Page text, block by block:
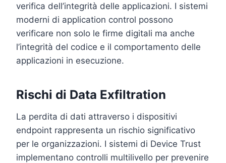
verifica dell’integrità delle applicazioni. I sistemi
moderni di application control possono
verificare non solo le firme digitali ma anche
l’integrità del codice e il comportamento delle
applicazioni in esecuzione.
Rischi di Data Exfiltration
La perdita di dati attraverso i dispositivi
endpoint rappresenta un rischio significativo
per le organizzazioni. I sistemi di Device Trust
implementano controlli multilivello per prevenire